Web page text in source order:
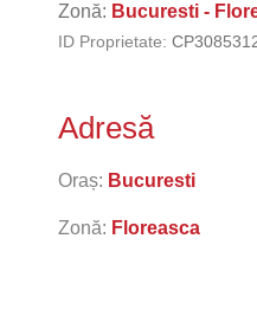
Zonă: Bucuresti -
ID Proprietate:
Adresă
Oraș: Bucuresti
Zonă: Floreasca